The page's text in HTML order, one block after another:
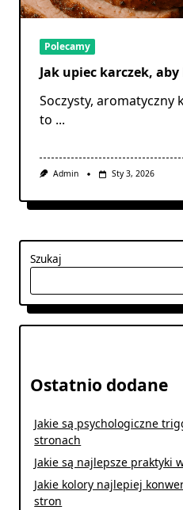
Polecamy
Jak upiec karczek, aby
Soczysty, aromatyczny
to ...
Admin Sty 3, 2026
Szukaj
Ostatnio dodane
Jakie są psychologiczne
stronach
Jakie są najlepsze praktyki
Jakie kolory najlepiej
stron